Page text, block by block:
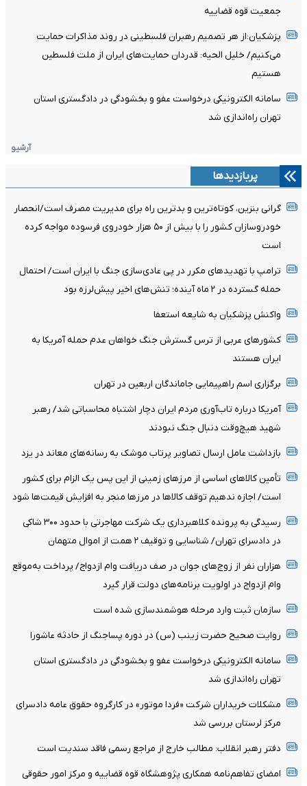
جمعیت قوه قضاییه
پزشکیان:از هر تصمیم رهبران فلسطینی در روند مذاکرات حمایت
می‌کنیم/ خلیل الحیه: قدردان حمایت‌های ایران از ملت فلسطین
هستیم
سامانه الکترونیکی درخواست عفو و بخشودگی در دادگستری استان
تهران راه‌اندازی شد
آرشیو
پربازدیدها
گرانی بنزین، کوتاه‌ترین و بدترین راه برای مدیریت مصرف است/انحصار
خودروسازان کشور را با بیش از ۵۰ هزار خودروی فرسوده مواجه کرده
است
ترامپ با تهدیدهای مکرر در پی عادی‌سازی جنگ با ایران است/ احتمال
حمله گسترده در ۲ ماه آینده؛ تنش‌های اخیر پیش‌لرزه بود
واکنش پزشکیان به شایعه استعفا
کشورهای عربی از ترس گسترش جنگ خواهان عدم حمله آمریکا به
ایران هستند
برگزاری اسم راهپیمایی جاماندگان اربعین در تهران
آمریکا درباره تاب‌آوری مردم ایران دچار اشتباه محاسباتی شد/ رهبر
شهید هیچ‌وقت دنبال جنگ نبودند
بازداشت عامل ارسال تصاویر پرتاب موشک به رسانه‌های معاند در یزد
تأمین کالاهای اساسی از مرزهای زمینی از این پس یک الزام برای کشور
است/ اجازه ندهیم توقف کالاها در مرزها منجر به افزایش قیمت‌ها شود
رسیدگی به پرونده کلاهبرداری یک شرکت مهاجرتی با حدود ۳۰۰ شاکی
در دادسرای تهران/ شناسایی و توقیف ۲ همت از اموال متهمان
هزاران نفر از زوج‌های جوان در صف دریافت وام ازدواج/ پرداخت به‌موقع
وام ازدواج در اولویت برنامه‌های دولت قرار گیرد
سازمان ثبت وارد مرحله هوشمندسازی شده است
روایت صحیح حضرت زینب (س) در دوره پساجنگ از حادثه عاشورا
سامانه الکترونیکی درخواست عفو و بخشودگی در دادگستری استان
تهران راه‌اندازی شد
مشکلات خریداران شرکت «فردا موتور» در کارگروه حقوق عامه دادسرای
مرکز لرستان بررسی شد
دفتر رهبر انقلاب: مطالب خارج از مراجع رسمی فاقد سندیت است
امضای تفاهم‌نامه همکاری پژوهشگاه قوه قضاییه و مرکز امور حقوقی